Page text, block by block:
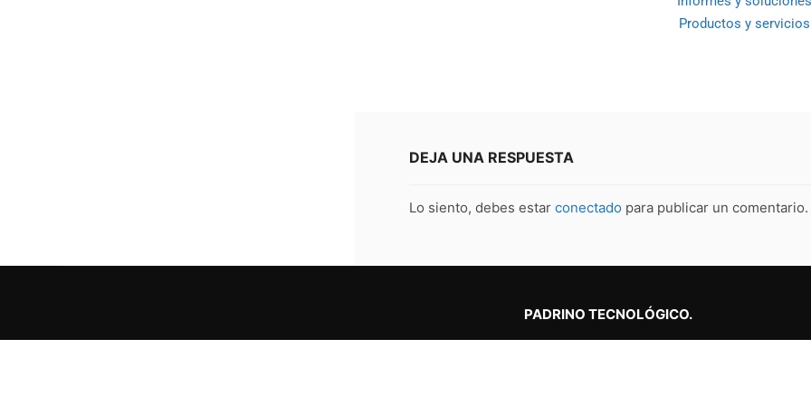
Productos y servicios
DEJA UNA RESPUESTA
Lo siento, debes estar conectado para publicar un comentario.
PADRINO TECNOLÓGICO.